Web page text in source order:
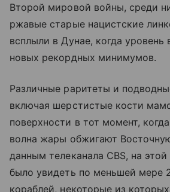
Второй мировой войны, среди
ржавые старые нацистские
всплыли в Дунае, когда уровень
новых рекордных минимумов.
Различные раритеты и
включая шерстистые кости
поверхности в тот момент,
волна жары обжигают
данным телеканала CBS, на
было увидеть по меньшей мере
кораблей, некоторые из